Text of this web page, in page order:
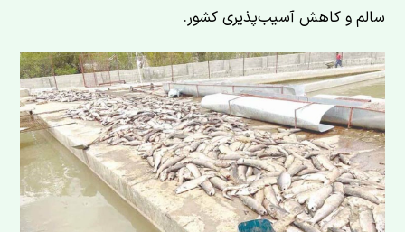
سالم و کاهش آسیب‌پذیری کشور.